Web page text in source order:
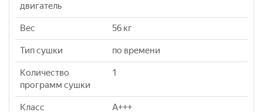
двигатель
Вес 56 кг
Тип сушки по времени
Количество
программ сушки
1
Класс
A+++